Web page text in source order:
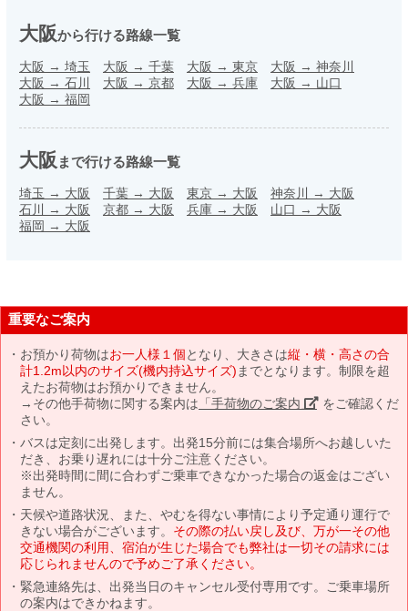
大阪から行ける路線一覧
大阪 → 埼玉 大阪 → 千葉 大阪 → 東京 大阪 → 神奈川
大阪 → 石川 大阪 → 京都 大阪 → 兵庫 大阪 → 山口
大阪 → 福岡
大阪 まで行ける路線一覧
埼玉 → 大阪 千葉 → 大阪 東京 → 大阪 神奈川 → 大阪
石川 → 大阪 京都 → 大阪 兵庫 → 大阪 山口 → 大阪
福岡 → 大阪
重要なご案内
お預かり荷物はお一人様１個となり、大きさは縦・横・高さの合
計1.2m以内のサイズ(機内持込サイズ) までとなります。制限を超
えたお荷物はお預かりできません。
→その他手荷物に関する案内は 「手荷物のご案内」 をご確認くだ
さい。
バスは定刻に出発します。出発15分前には集合場所へお越しいた
だき、お乗り遅れには十分ご注意ください。
※出発時間に間に合わずご乗車できなかった場合の返金はござい
ません。
天候や道路状況、また、やむを得ない事情により予定通り運行で
きない場合がございます。 その際の払い戻し及び、万が一その他
交通機関の利用、宿泊が生じた場合でも弊社は一切その請求には
応じられませんので予めご了承ください。
緊急連絡先は、出発当日のキャンセル受付専用です。ご乗車場所
の案内はできかねます。